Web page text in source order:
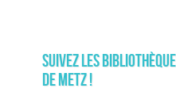
Suivez les
de Metz !